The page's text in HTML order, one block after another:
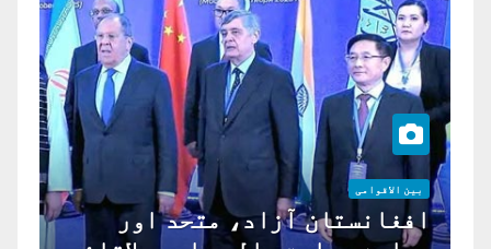
بین الاقوامی
افغانستان آزاد، متحد اور